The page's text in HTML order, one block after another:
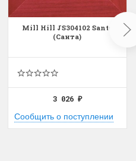
Mill Hill JS304102 Santa
(Санта)
3 026₽
Сообщить о поступлении